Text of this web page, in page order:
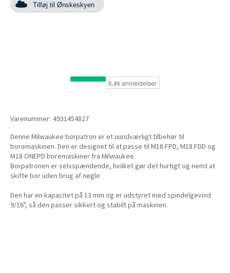
Tilføj til Ønskeskyen
Varenummer: 4931454827
Denne Milwaukee borpatron er et uundværligt tilbehør til
boremaskinen. Den er designet til at passe til M18 FPD, M18 FDD og
M18 ONEPD boremaskiner fra Milwaukee.
Borpatronen er selvspændende, hvilket gør det hurtigt og nemt at
skifte bor uden brug af nøgle.
Den har en kapacitet på 13 mm og er udstyret med spindelgevind
9/16", så den passer sikkert og stabilt på maskinen.